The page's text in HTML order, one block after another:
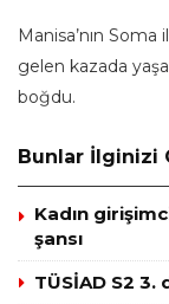
Manisa’nın
gelen kazada
boğdu.
Bunlar İlginizi
Kadın
şansı
TÜSİAD S2 3.